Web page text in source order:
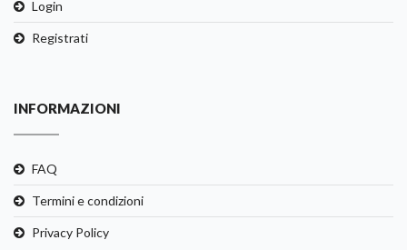
Login
Registrati
INFORMAZIONI
FAQ
Termini e condizioni
Privacy Policy